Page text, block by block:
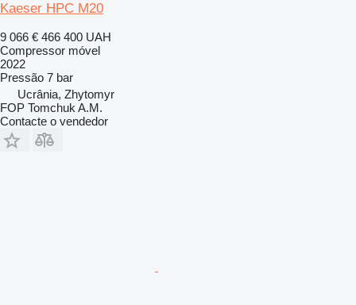
Kaeser HPC M20
9 066 € 466 400 UAH
Compressor móvel
2022
Pressão 7 bar
Ucrânia, Zhytomyr
FOP Tomchuk A.M.
Contacte o vendedor